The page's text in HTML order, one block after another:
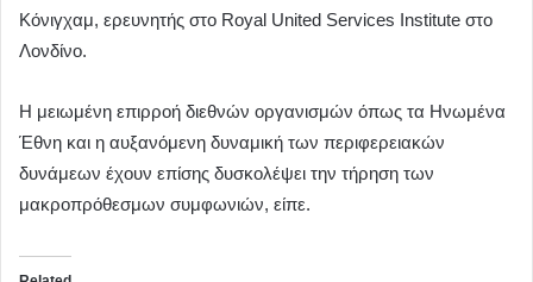
Κόνιγχαμ, ερευνητής στο Royal United Services Institute στο
Λονδίνο.
Η μειωμένη επιρροή διεθνών οργανισμών όπως τα Ηνωμένα
Έθνη και η αυξανόμενη δυναμική των περιφερειακών
δυνάμεων έχουν επίσης δυσκολέψει την τήρηση των
μακροπρόθεσμων συμφωνιών, είπε.